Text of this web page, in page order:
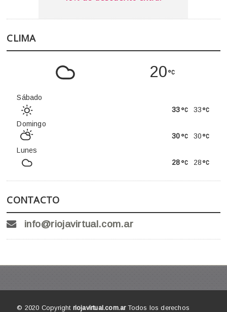
CLIMA
20
Sábado
33
33
Domingo
30
30
Lunes
28
28
CONTACTO
info@riojavirtual.com.ar
© 2020 Copyright riojavirtual.com.arTodos los derechos